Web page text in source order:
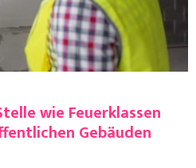
wie Feuerklassen
Gebäuden